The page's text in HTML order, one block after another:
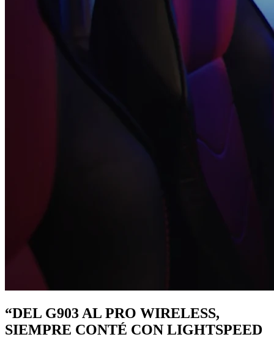
“DEL G903 AL PRO WIRELESS,
SIEMPRE CONTÉ CON LIGHTSPEED